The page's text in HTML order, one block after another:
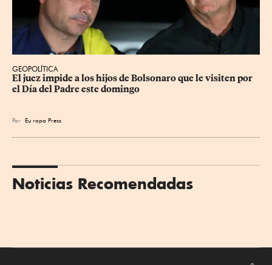
GEOPOLÍTICA
El juez impide a los hijos de Bolsonaro que le visiten por
el Día del Padre este domingo
Por Eu ropa Press
Noticias Recomendadas